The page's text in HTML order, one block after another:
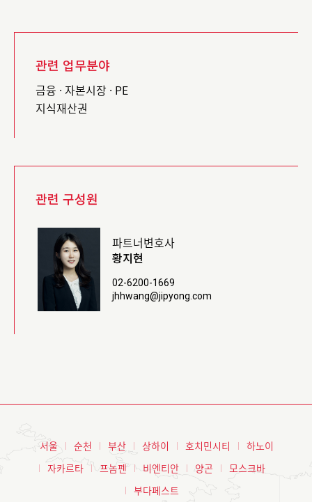
관련 업무분야
금융 · 자본시장 · PE
지식재산권
관련 구성원
파트너변호사
황지현
02-6200-1669
jhhwang@jipyong.com
서울 순천 부산 상하이 호치민시티
하노이
자카르타
프놈펜 비엔티안 양곤
모스크바
부다페스트